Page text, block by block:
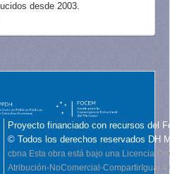
desde 2003.
Proyecto financiado con recursos del
© Todos los derechos reservados DH
cbna Esta obra está bajo una Licencia
Atribución-NoComercial-CompartirIgual